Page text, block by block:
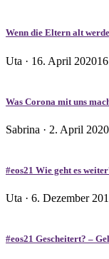
Wenn die Eltern alt
Uta · Veröffentlicht
16. April 2020
Was Corona mit uns
Sabrina · Veröffentlicht
2. April 2020
#eos21 Wie geht es
Uta · Veröffentlicht
6. Dezember
#eos21 Gescheitert? –